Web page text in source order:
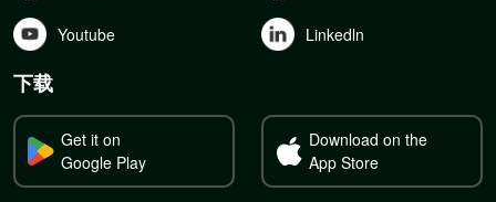
Youtube Linkedln
下载
Get it on
Google Play
Download on the
App Store